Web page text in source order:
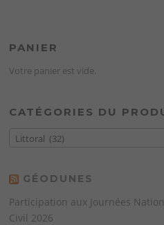
PANIER
Votre panier est vide.
CATÉGORIES DU
Littoral (32)
GÉODUNES
Participation aux Journées
Civil 2026